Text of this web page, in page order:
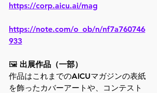
https://corp.aicu.ai/mag
https://note.com/o_ob/n/nf7a760746
933
🖼️ 出展作品（一部）
作品はこれまでのAICUマガジンの表紙
を飾ったカバーアートや、コンテスト